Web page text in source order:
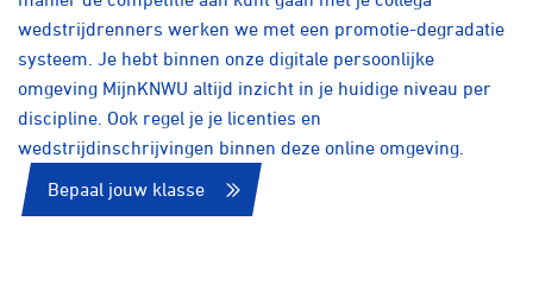
wedstrijdrenners werken we met een promotie-degradatie
systeem. Je hebt binnen onze digitale persoonlijke
omgeving MijnKNWU altijd inzicht in je huidige niveau per
discipline. Ook regel je je licenties en
wedstrijdinschrijvingen binnen deze online omgeving.
Bepaal jouw klasse